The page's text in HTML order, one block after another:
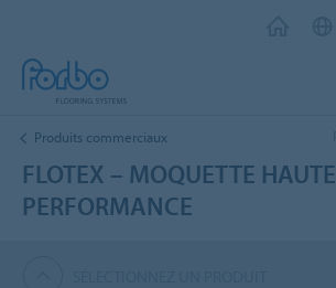
Produits commerciaux
FLOTEX – MOQUETTE HAUTE
PERFORMANCE